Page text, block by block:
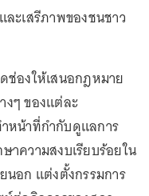
ะเสรีภาพของชนชาว
ช่องให้เสนอกฎหมาย
งๆ ของแต่ละ
หน้าที่กำกับดูแลการ
าความสงบเรียบร้อยใน
นอก แต่งตั้งกรรมการ